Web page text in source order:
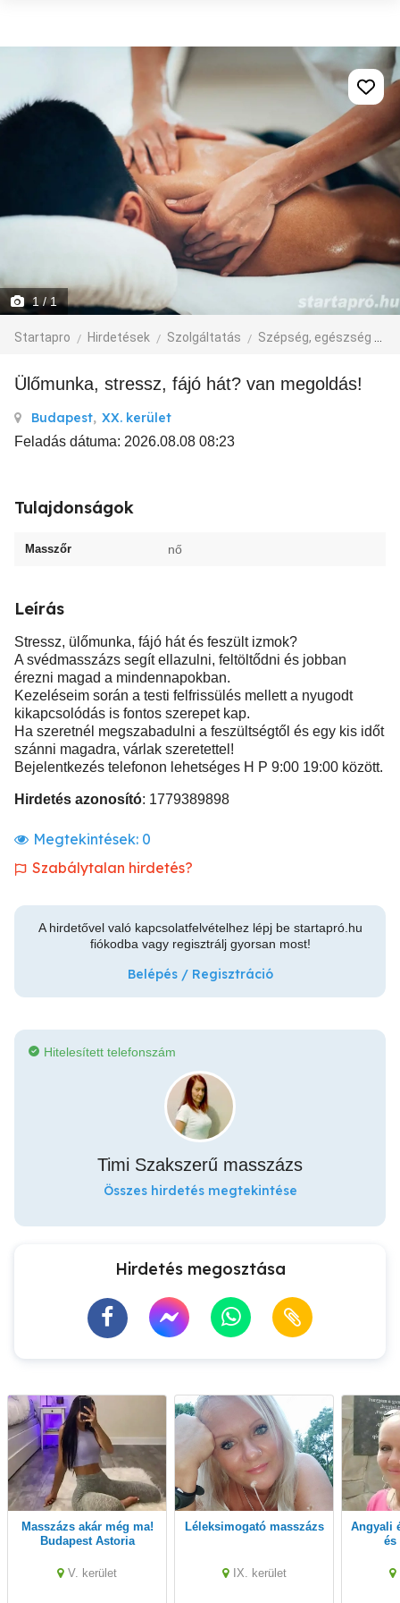
1/ 1
Startapro Hirdetések Szolgáltatás Szépség, egészség
ülőmunka, stressz, fájó hát? van megoldás!
Budapest, XX. kerület
Feladás dátuma: 2026.08.08 08:23
Tulajdonságok
Masszőr nő
Leírás
Stressz, ülőmunka, fájó hát és feszült izmok?
A svédmasszázs segít ellazulni, feltöltődni és jobban
érezni magad a mindennapokban.
Kezeléseim során a testi felfrissülés mellett a nyugodt
kikapcsolódás is fontos szerepet kap.
Ha szeretnél megszabadulni a feszültségtől és egy kis időt
szánni magadra, várlak szeretettel!
Bejelentkezés telefonon lehetséges H P 9:00 19:00 között.
Hirdetés azonosító: 1779389898
Megtekintések: 0
Szabálytalan hirdetés?
A hirdetővel való kapcsolatfelvételhez lépj be startapró.hu
fiókodba vagy regisztrálj gyorsan most!
Belépés / Regisztráció
Hitelesített telefonszám
Timi Szakszerű masszázs
Összes hirdetés megtekintése
Hirdetés megosztása
Masszázs akár még ma!
Budapest Astoria
V. kerület
Léleksimogató masszázs
IX. kerület
Angyali érintés....... sport
és